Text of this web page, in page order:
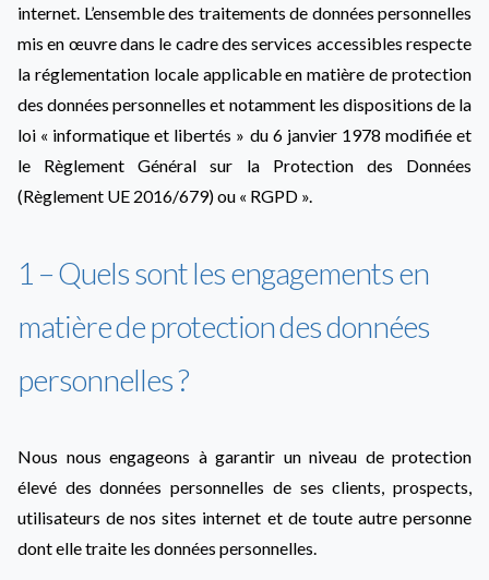
internet. L’ensemble des traitements de données personnelles
mis en œuvre dans le cadre des services accessibles respecte
la réglementation locale applicable en matière de protection
des données personnelles et notamment les dispositions de la
loi « informatique et libertés » du 6 janvier 1978 modifiée et
le Règlement Général sur la Protection des Données
(Règlement UE 2016/679) ou « RGPD ».
1 – Quels sont les engagements en
matière de protection des données
personnelles ?
Nous nous engageons à garantir un niveau de protection
élevé des données personnelles de ses clients, prospects,
utilisateurs de nos sites internet et de toute autre personne
dont elle traite les données personnelles.